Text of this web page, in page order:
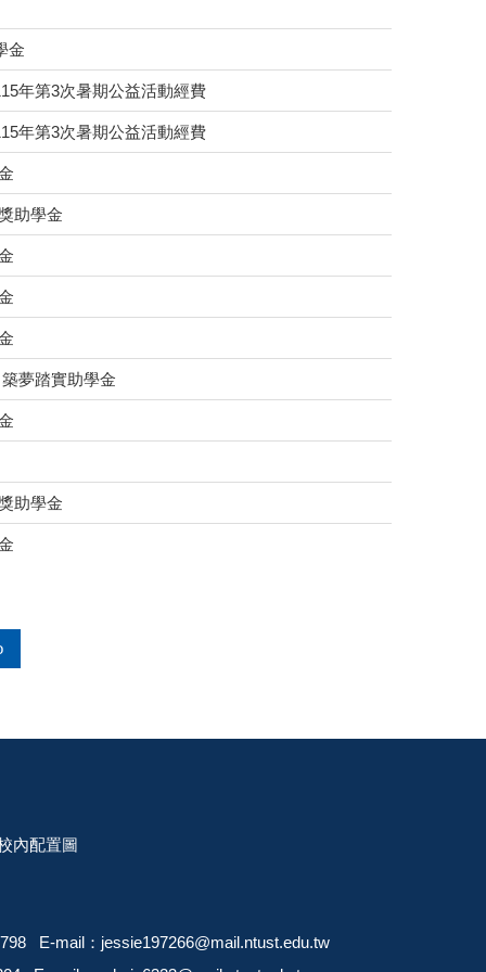
金
年第3次暑期公益活動經費
年第3次暑期公益活動經費
助學金
夢踏實助學金
助學金
內配置圖